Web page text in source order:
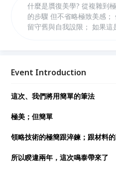
什麼是贋復美學? 從複雜到
的步驟 但不省略極致美感
留守舊與自我設限； 如果
Event Introduction
這次、我們將用簡單的筆法
極美；但簡單
領略技術的極簡跟淬鍊；跟材料
所以睽違兩年，這次鳴泰帶來了